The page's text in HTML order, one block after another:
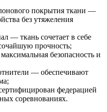
покрытия ткани —
без утяжеления
— ткань сочетает в себе
прочность;
безопасность и
— обеспечивают
федерацией
соревнованиях.